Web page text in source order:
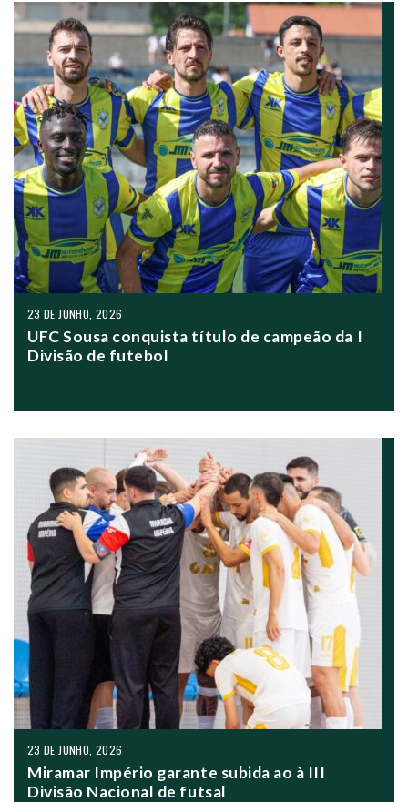
23 DE JUNHO, 2026
UFC Sousa conquista título de campeão da I
Divisão de futebol
23 DE JUNHO, 2026
Miramar Império garante subida ao à III
Divisão Nacional de futsal